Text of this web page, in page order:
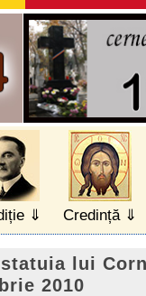
Credință
lui
2010